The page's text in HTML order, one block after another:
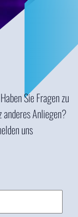
Sie Fragen zu
anderes Anliegen?
uns